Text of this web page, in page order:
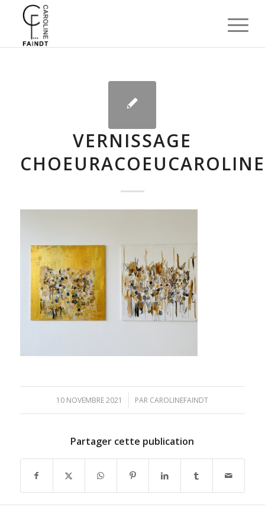
VERNISSAGE
10 NOVEMBRE 2021
/ PAR CAROLINEFAINDT
Partager cette publication